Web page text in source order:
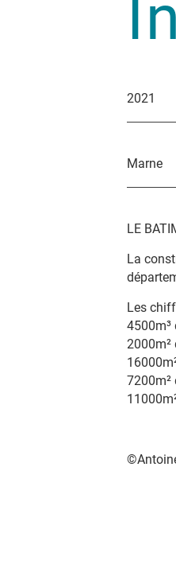
2021
Marne
LE
La
Les
4500m³
2000m²
7200m²
©